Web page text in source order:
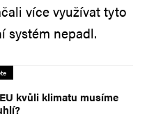
více využívat tyto
systém nepadl.
kvůli klimatu musíme